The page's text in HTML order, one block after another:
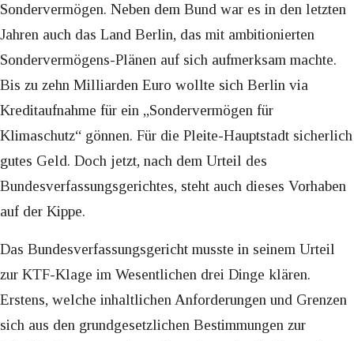
Sondervermögen. Neben dem Bund war es in den letzten
Jahren auch das Land Berlin, das mit ambitionierten
Sondervermögens-Plänen auf sich aufmerksam machte.
Bis zu zehn Milliarden Euro wollte sich Berlin via
Kreditaufnahme für ein „Sondervermögen für
Klimaschutz“ gönnen. Für die Pleite-Hauptstadt sicherlich
gutes Geld. Doch jetzt, nach dem Urteil des
Bundesverfassungsgerichtes, steht auch dieses Vorhaben
auf der Kippe.
Das Bundesverfassungsgericht musste in seinem Urteil
zur KTF-Klage im Wesentlichen drei Dinge klären.
Erstens, welche inhaltlichen Anforderungen und Grenzen
sich aus den grundgesetzlichen Bestimmungen zur